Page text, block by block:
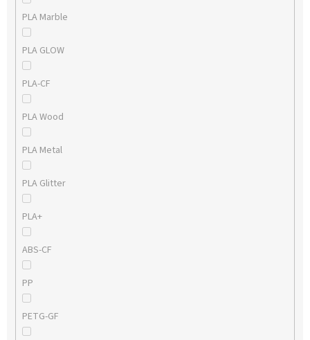
PLA Marble
PLA GLOW
PLA-CF
PLA Wood
PLA Metal
PLA Glitter
PLA+
ABS-CF
PP
PETG-GF